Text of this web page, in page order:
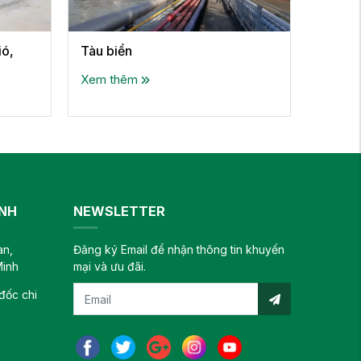
Tàu biển
Xem thêm
chi
NEWSLETTER
Đăng ký Email để nhận thông tin khuyến
mại và ưu đãi.